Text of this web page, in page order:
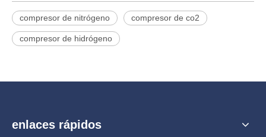
compresor de nitrógeno compresor de co2
compresor de hidrógeno
enlaces rápidos